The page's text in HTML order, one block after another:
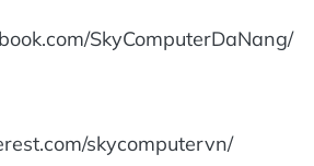
SkyComputerDaNang/
skycomputervn/